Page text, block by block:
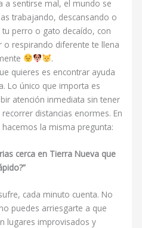
a sentirse mal, el mundo se
trabajando, descansando o
perro o gato decaído, con
respirando diferente te llena
.
quieres es encontrar ayuda
Lo único que importa es
atención inmediata sin tener
distancias enormes. En
la misma pregunta:
cerca en Tierra Nueva que
cada minuto cuenta. No
puedes arriesgarte a que
lugares improvisados y